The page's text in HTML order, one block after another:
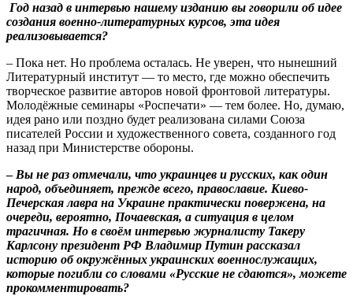
Год назад в интервью нашему изданию вы говорили об идее
создания военно-литературных курсов, эта идея
реализовывается?
– Пока нет. Но проблема осталась. Не уверен, что нынешний
Литературный институт — то место, где можно обеспечить
творческое развитие авторов новой фронтовой литературы.
Молодёжные семинары «Роспечати» — тем более. Но, думаю,
идея рано или поздно будет реализована силами Союза
писателей России и художественного совета, созданного год
назад при Министерстве обороны.
– Вы не раз отмечали, что украинцев и русских, как один
народ, объединяет, прежде всего, православие. Киево-
Печерская лавра на Украине практически повержена, на
очереди, вероятно, Почаевская, а ситуация в целом
трагичная. Но в своём интервью журналисту Такеру
Карлсону президент РФ Владимир Путин рассказал
историю об окружённых украинских военнослужащих,
которые погибли со словами «Русские не сдаются», можете
прокомментировать?